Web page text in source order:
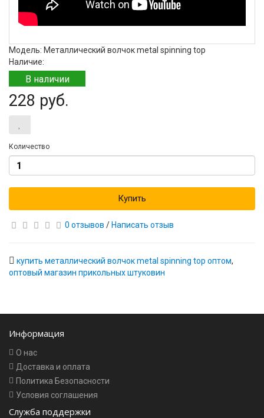
Модель: Металлический волчок metal spinning top
Наличие:
В наличии
228 руб.
Количество
Купить
0 отзывов / Написать отзыв
купить металлический волчок metal spinning top оптом,
оптовый магазин прикольных штуковин
Информация
О нас
Доставка и оплата
Политика Безопасности
Условия соглашения
Служба поддержки